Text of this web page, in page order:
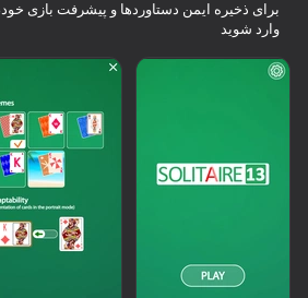
بارگیری
برای ذخیره ایمن دستاوردها و پیشرفت بازی
وارد شوید